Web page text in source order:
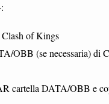
of Kings
OBB (se necessaria) di
cartella DATA/OBB e